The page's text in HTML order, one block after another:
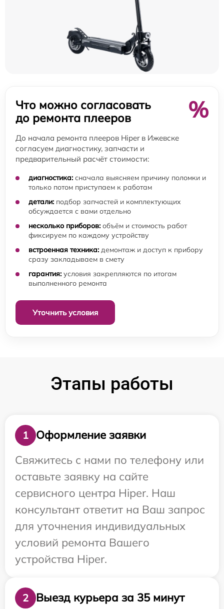
Что можно согласовать
до ремонта плееров
%
До начала ремонта плееров Hiper в Ижевске
согласуем диагностику, запчасти и
предварительный расчёт стоимости:
диагностика: сначала выясняем причину поломки и
только потом приступаем к работам
детали: подбор запчастей и комплектующих
обсуждается с вами отдельно
несколько приборов: объём и стоимость работ
фиксируем по каждому устройству
встроенная техника: демонтаж и доступ к прибору
сразу закладываем в смету
гарантия: условия закрепляются по итогам
выполненного ремонта
Уточнить условия
Этапы работы
1
Оформление заявки
Свяжитесь с нами по телефону или
оставьте заявку на сайте
сервисного центра Hiper. Наш
консультант ответит на Ваш запрос
для уточнения индивидуальных
условий ремонта Вашего
устройства Hiper.
2
Выезд курьера за 35 минут